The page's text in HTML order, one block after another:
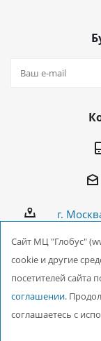
г.
2026 © ООО
Cайт МЦ "Глобус"
cookie и другие
посетителей сайта
соглашении.
соглашаетесь с